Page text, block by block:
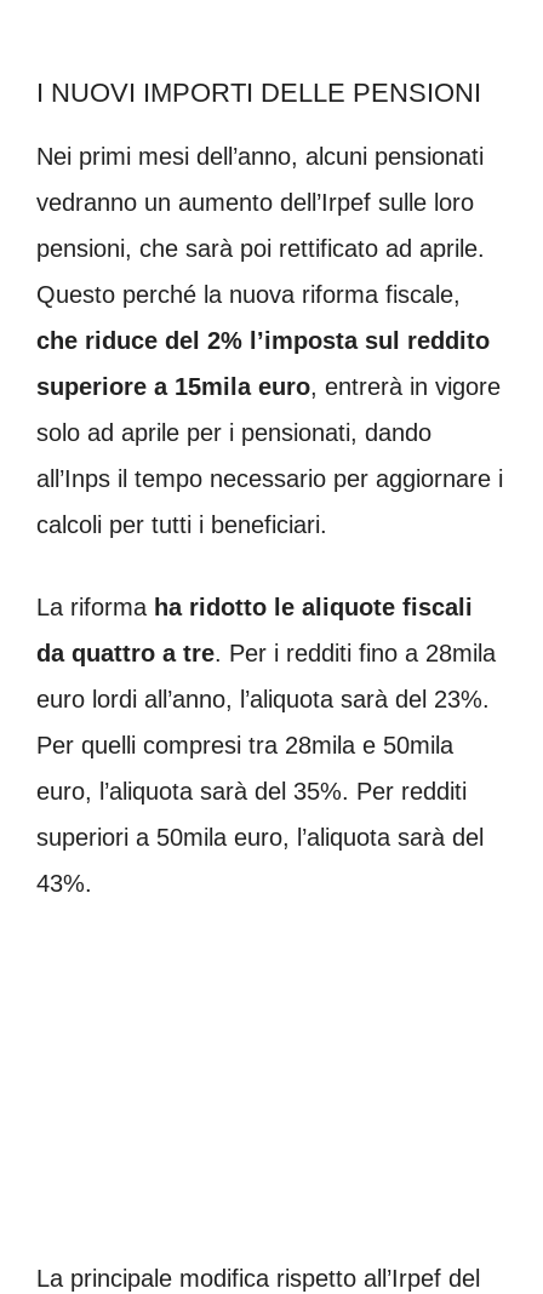
I NUOVI IMPORTI DELLE PENSIONI
Nei primi mesi dell’anno, alcuni pensionati
vedranno un aumento dell’Irpef sulle loro
pensioni, che sarà poi rettificato ad aprile.
Questo perché la nuova riforma fiscale,
che riduce del 2% l’imposta sul reddito
superiore a 15mila euro, entrerà in vigore
solo ad aprile per i pensionati, dando
all’Inps il tempo necessario per aggiornare i
calcoli per tutti i beneficiari.
La riforma ha ridotto le aliquote fiscali
da quattro a tre. Per i redditi fino a 28mila
euro lordi all’anno, l’aliquota sarà del 23%.
Per quelli compresi tra 28mila e 50mila
euro, l’aliquota sarà del 35%. Per redditi
superiori a 50mila euro, l’aliquota sarà del
43%.
La principale modifica rispetto all’Irpef del